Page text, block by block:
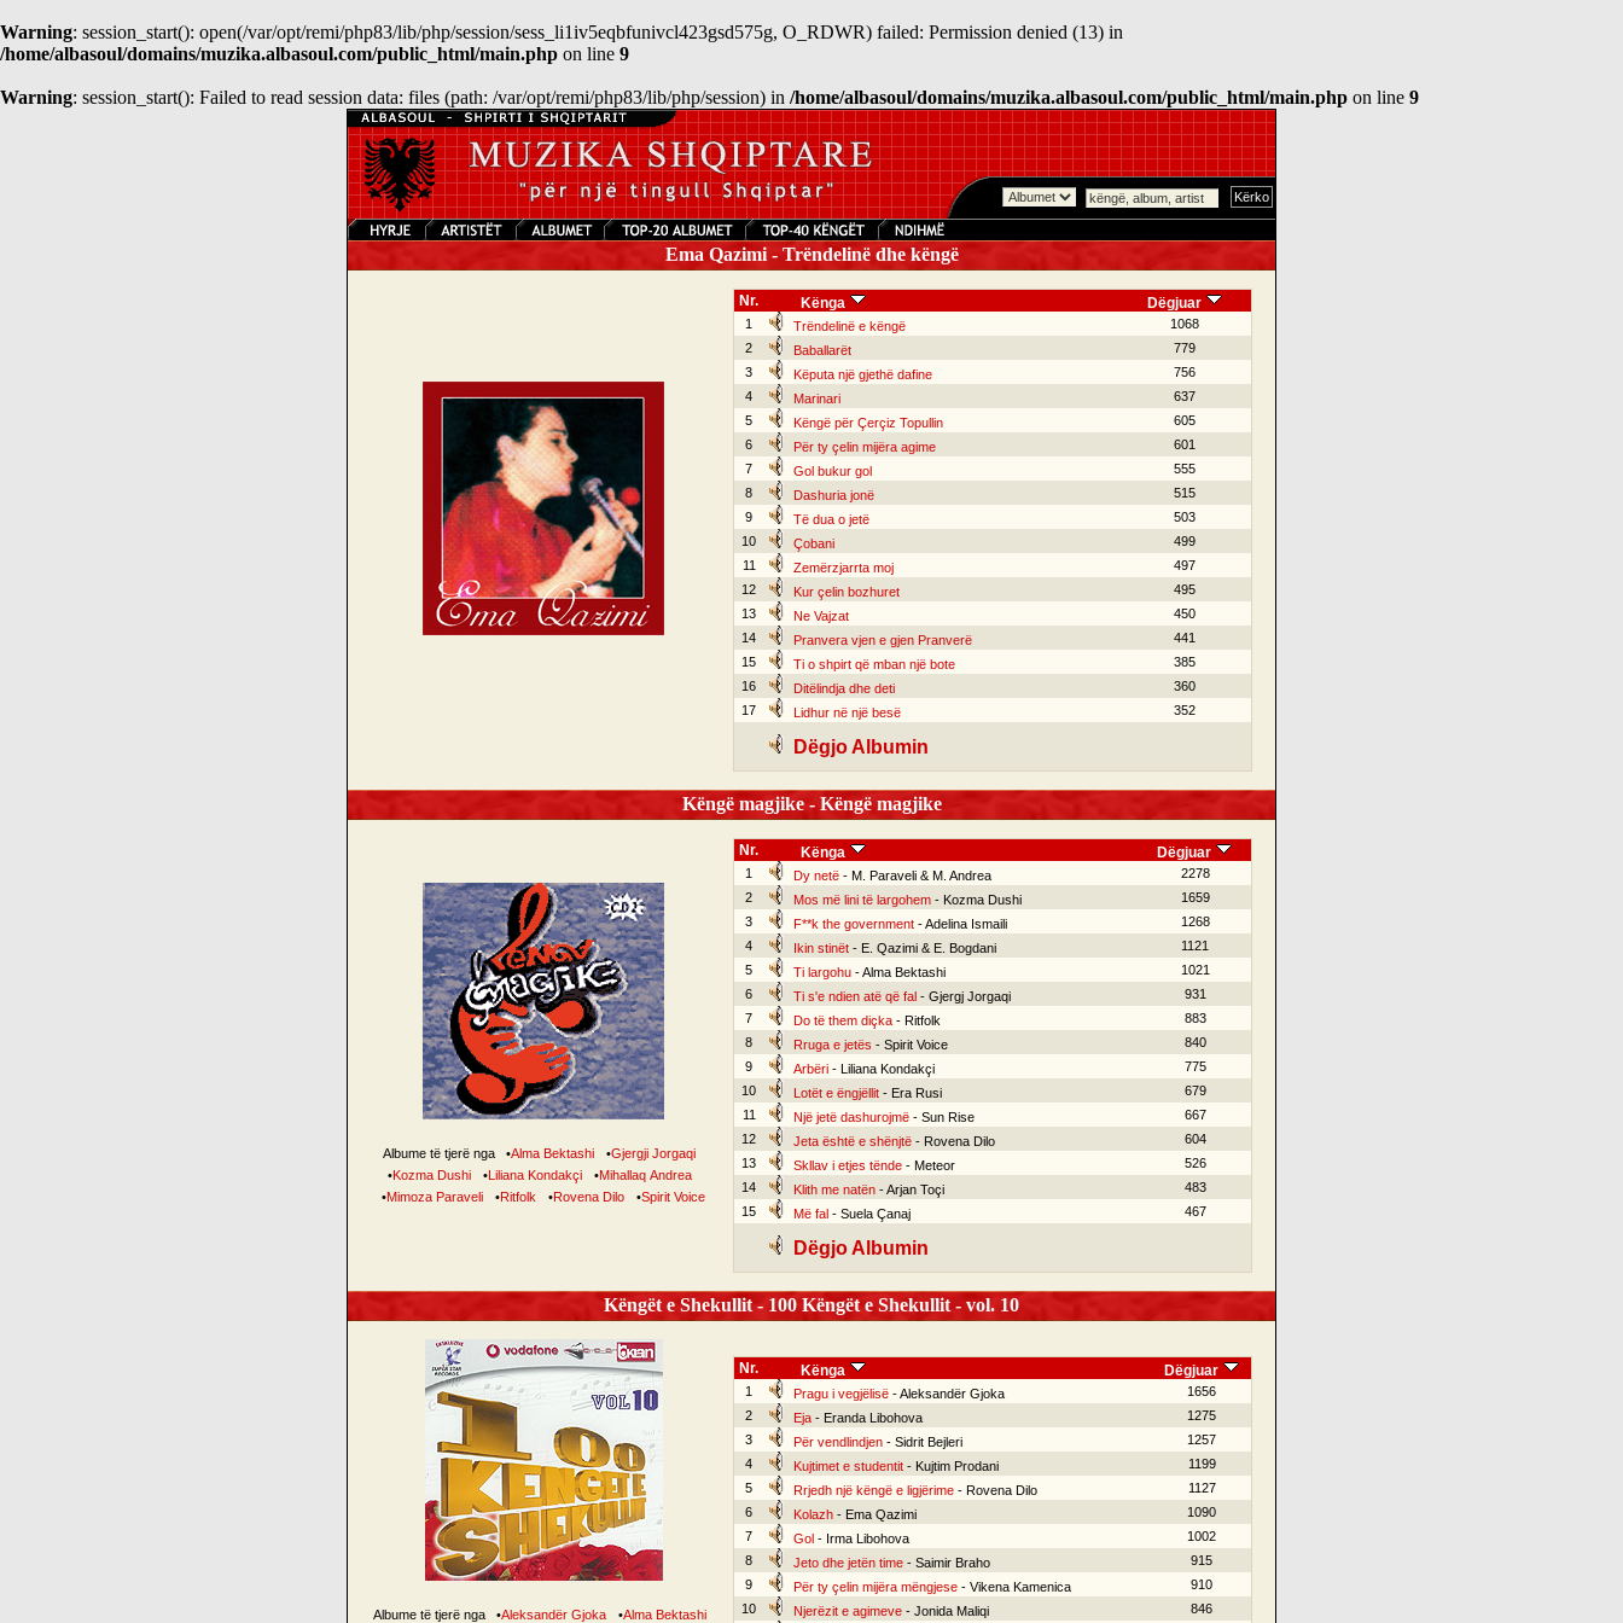
Warning: session_start(): open(/var/opt/remi/php83/lib/php/session/sess_li1iv5eqbfunivcl423gsd575g, O_RDWR) failed: Permission denied (13) in
/home/albasoul/domains/muzika.albasoul.com/public_html/main.php on line 9
Warning: session_start(): Failed to read session data: files (path: /var/opt/remi/php83/lib/php/session) in /home/albasoul/domains/muzika.albasoul.com/public_html/main.php on line 9
Ema Qazimi - Trëndelinë dhe këngë
Nr. Kënga Dëgjuar
1 Trëndelinë e këngë
1068
2
Baballarët
779
3
Këputa një gjethë dafine
756
4
Marinari
637
5
Këngë për Çerçiz Topullin
605
6
Për ty çelin mijëra agime
601
7
Gol bukur gol
555
8
Dashuria jonë
515
9
Të dua o jetë
503
10
Çobani
499
11
Zemërzjarrta moj
497
12
Kur çelin bozhuret
495
13
Ne Vajzat
450
14
Pranvera vjen e gjen Pranverë
441
15
Ti o shpirt që mban një bote
385
16
Ditëlindja dhe deti
360
17
Lidhur në një besë 352
Dëgjo Albumin
Këngë magjike - Këngë magjike
Albume të tjerë nga •Alma Bektashi •Gjergji Jorgaqi
•Kozma Dushi •Liliana Kondakçi •Mihallaq Andrea
•Mimoza Paraveli •Ritfolk •Rovena Dilo •Spirit Voice
Nr. Kënga Dëgjuar
1 Dy netë- M. Paraveli & M. Andrea
2278
2
Mos më lini të largohem- Kozma Dushi
1659
3
F**k the government- Adelina Ismaili
1268
4
Ikin stinët- E. Qazimi & E. Bogdani
1121
5
Ti largohu- Alma Bektashi
1021
6
Ti s'e ndien atë që fal- Gjergj Jorgaqi
931
7
Do të them diçka- Ritfolk
883
8
Rruga e jetës - Spirit Voice
840
9
Arbëri- Liliana Kondakçi
775
10
Lotët e ëngjëllit- Era Rusi
679
11
Një jetë dashurojmë- Sun Rise
667
12
Jeta është e shënjtë- Rovena Dilo
604
13
Skllav i etjes tënde- Meteor
526
14
Klith me natën- Arjan Toçi
483
15
Më fal- Suela Çanaj 467
Dëgjo Albumin
Këngët e Shekullit - 100 Këngët e Shekullit - vol. 10
Albume të tjerë nga •Aleksandër Gjoka •Alma Bektashi
Nr. Kënga Dëgjuar
1 Pragu i vegjëlisë- Aleksandër Gjoka
1656
2
Eja- Eranda Libohova
1275
3
Për vendlindjen- Sidrit Bejleri
1257
4
Kujtimet e studentit- Kujtim Prodani
1199
5
Rrjedh një këngë e ligjërime- Rovena Dilo
1127
6
Kolazh- Ema Qazimi
1090
7
Gol- Irma Libohova
1002
8
Jeto dhe jetën time- Saimir Braho
915
9
Për ty çelin mijëra mëngjese- Vikena Kamenica
910
10
Njerëzit e agimeve- Jonida Maliqi 846